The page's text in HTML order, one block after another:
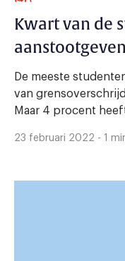
Kwart van de
De meeste
van
Maar 4 procent
23 februari 2022 - 1